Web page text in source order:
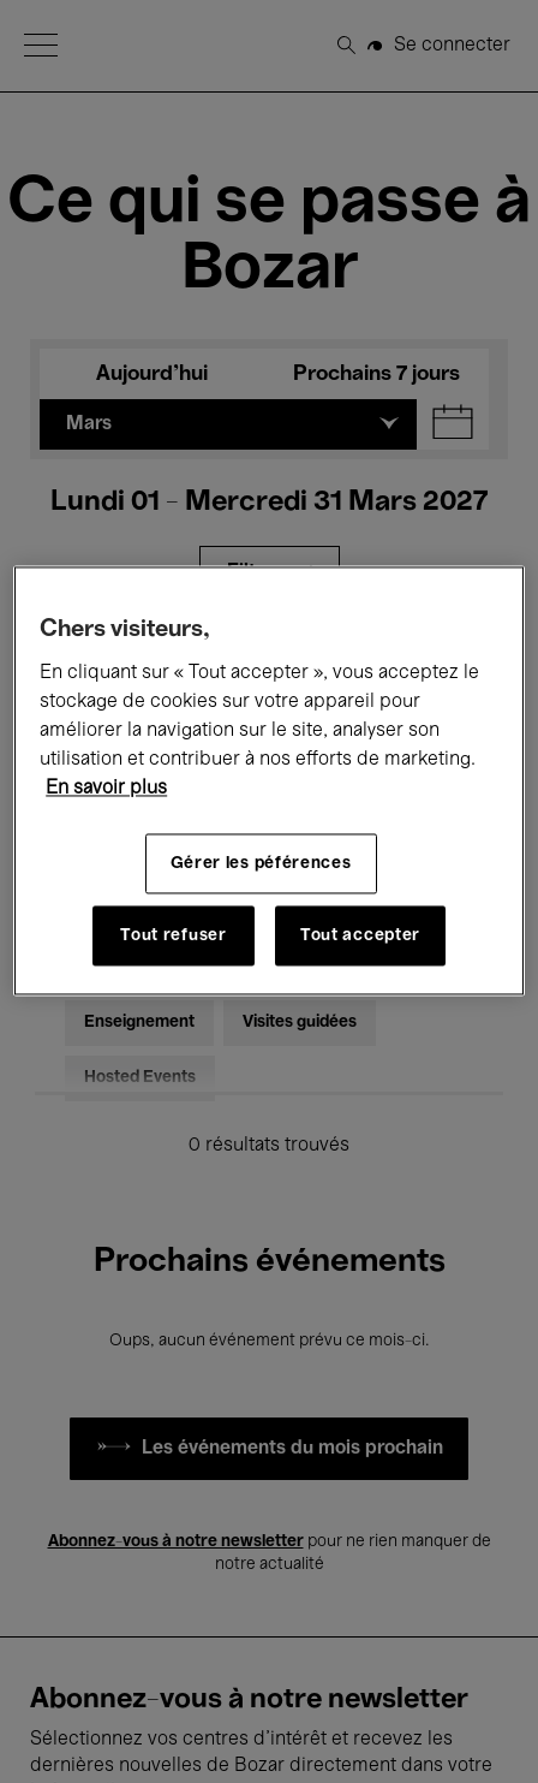
Open Menu
Rechercher
Se connecter
Ce qui se passe à
Bozar
Aujourd'hui Prochains 7 jours
Mars
Lundi 01 - Mercredi 31 Mars 2027
Filtres
Expositions Films Performances
Rencontres & Débats Jazz
Musique électronique
Pour tous Kids’ Palace
Enseignement Visites guidées
Hosted Events
0 résultats trouvés
Prochains événements
Oups, aucun événement prévu ce mois-ci.
Les événements du mois prochain
Abonnez-vous à notre newsletterpour ne rien manquer de
notre actualité
Abonnez-vous à notre newsletter
Sélectionnez vos centres d'intérêt et recevez les
dernières nouvelles de Bozar directement dans votre
Chers visiteurs,
En cliquant sur « Tout accepter », vous acceptez le
stockage de cookies sur votre appareil pour
améliorer la navigation sur le site, analyser son
utilisation et contribuer à nos efforts de marketing.
En savoir plus
Gérer les péférences
Tout refuser Tout accepter